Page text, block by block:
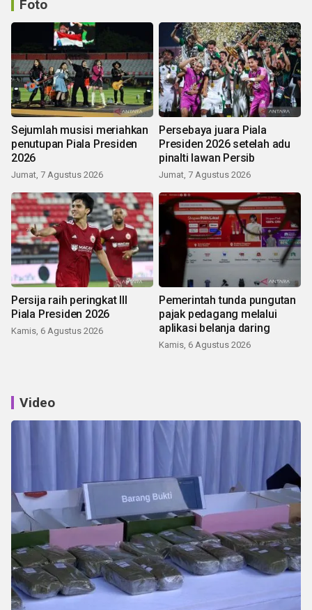
Foto
Sejumlah musisi meriahkan
penutupan Piala Presiden
2026
Jumat, 7 Agustus 2026
Persebaya juara Piala
Presiden 2026 setelah adu
pinalti lawan Persib
Jumat, 7 Agustus 2026
Persija raih peringkat III
Piala Presiden 2026
Kamis, 6 Agustus 2026
Pemerintah tunda pungutan
pajak pedagang melalui
aplikasi belanja daring
Kamis, 6 Agustus 2026
Video